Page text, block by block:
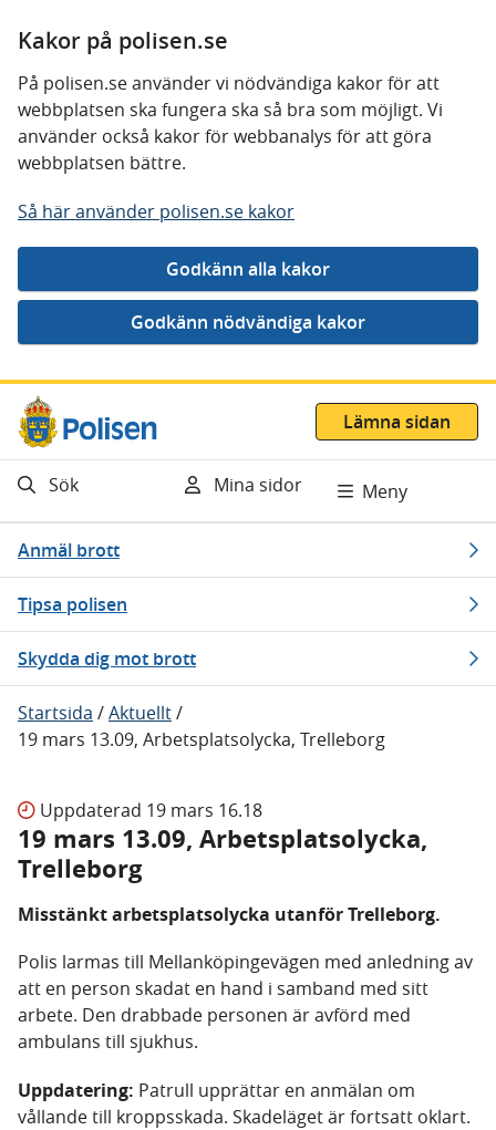
Kakor på polisen.se
På polisen.se använder vi nödvändiga kakor för att
webbplatsen ska fungera ska så bra som möjligt. Vi
använder också kakor för webbanalys för att göra
webbplatsen bättre.
Så här använder polisen.se kakor
Gå direkt till innehåll
Lämna sidan
Sök Mina sidor Meny
Anmäl brott
Tipsa polisen
Skydda dig mot brott
Startsida /Aktuellt/
19 mars 13.09, Arbetsplatsolycka, Trelleborg
Uppdaterad 19 mars 16.18
19 mars 13.09, Arbetsplatsolycka,
Trelleborg
Misstänkt arbetsplatsolycka utanför Trelleborg.
Polis larmas till Mellanköpingevägen med anledning av
att en person skadat en hand i samband med sitt
arbete. Den drabbade personen är avförd med
ambulans till sjukhus.
Uppdatering: Patrull upprättar en anmälan om
vållande till kroppsskada. Skadeläget är fortsatt oklart.